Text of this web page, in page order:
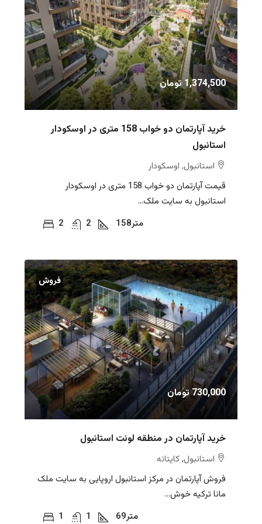
1,374,500 تومان
خرید آپارتمان دو خواب 158 متری در اوسکودار
استانبول
استانبول, اوسکودار
قیمت آپارتمان دو خواب 158 متری در اوسکودار
استانبول به سایت ملک...
2
2 158متر
فروش
730,000 تومان
خرید آپارتمان در منطقه لونت استانبول
استانبول, کایتانه
فروش آپارتمان در مرکز استانبول اروپایی به سایت ملک
مانا ترکیه خوش...
1
1 69متر